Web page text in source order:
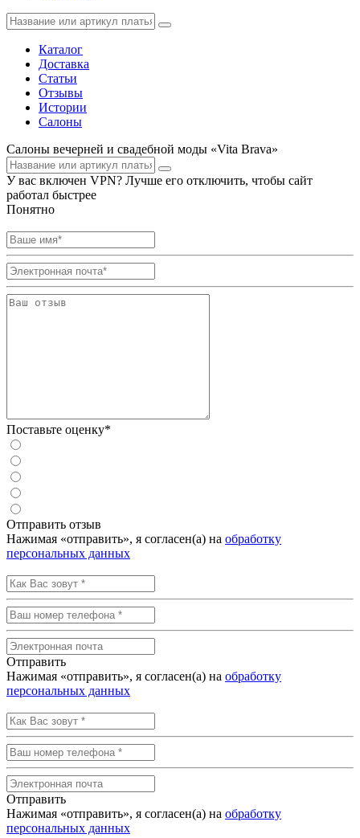
Каталог
Доставка
Статьи
Отзывы
Истории
Салоны
Салоны вечерней и свадебной моды «Vita Brava»
У вас включен VPN? Лучше его отключить, чтобы сайт
работал быстрее
Понятно
Поставьте оценку*
Отправить отзыв
Нажимая «отправить», я согласен(а) на обработку
персональных данных
Отправить
Нажимая «отправить», я согласен(а) на обработку
персональных данных
Отправить
Нажимая «отправить», я согласен(а) на обработку
персональных данных